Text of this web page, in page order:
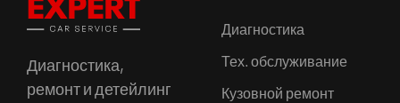
Диагностика,
ремонт и детейлинг
Диагностика
Тех. обслуживание
Кузовной ремонт